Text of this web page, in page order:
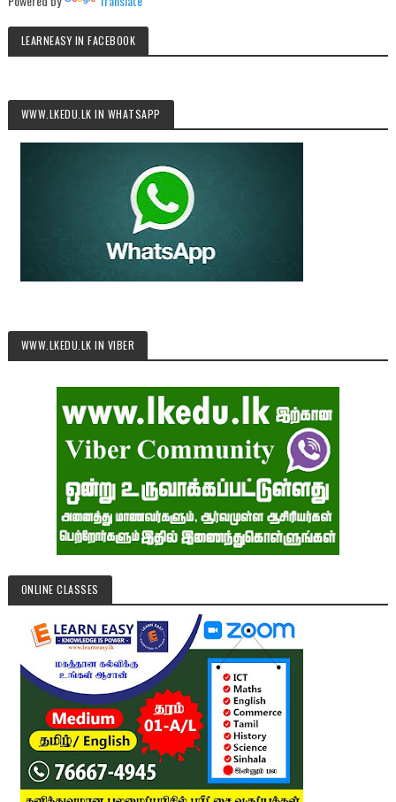
LEARNEASY IN FACEBOOK
WWW.LKEDU.LK IN WHATSAPP
WWW.LKEDU.LK IN VIBER
ONLINE CLASSES